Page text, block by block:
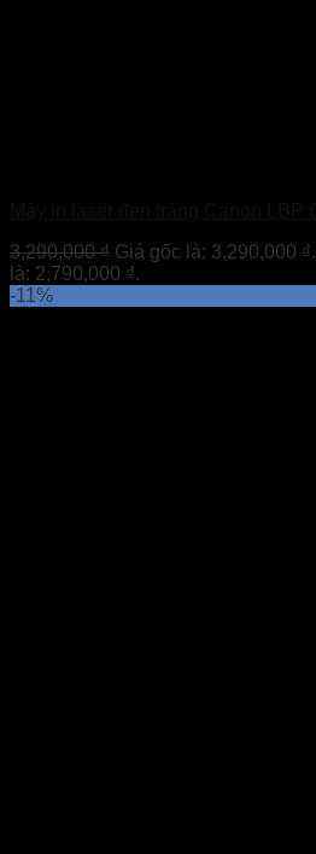
3,290,000₫ Giá gốc là: 3,290,000 ₫.
là: 2,790,000 ₫.
-11%